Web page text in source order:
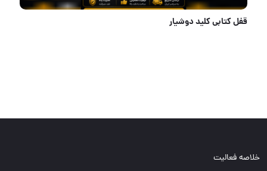
قفل۶.۵ناکو به قیمت فوق العاده عالی
خلاصه فعالیت